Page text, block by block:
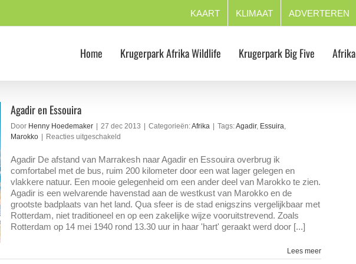
KAART KLIMAAT ADVERTEREN
Home Krugerpark Afrika Wildlife Krugerpark Big Five Afrika
Agadir en Essouira
Door Henny Hoedemaker 27 dec 2013 Categorieën:Afrika Tags:Agadir, Essuira,
Marokko
Reacties uitgeschakeld
en
Essouira
Agadir De afstand van Marrakesh naar Agadir en Essouira overbrug ik
comfortabel met de bus, ruim 200 kilometer door een wat lager gelegen en
vlakkere natuur. Een mooie gelegenheid om een ander deel van Marokko te zien.
Agadir is een welvarende havenstad aan de westkust van Marokko en de
grootste badplaats van het land. Qua sfeer is de stad enigszins vergelijkbaar met
Rotterdam, niet traditioneel en op een zakelijke wijze vooruitstrevend. Zoals
Rotterdam op 14 mei 1940 rond 13.30 uur in haar 'hart' geraakt werd door [...]
Lees meer